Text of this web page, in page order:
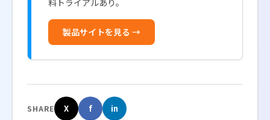
料トライアルあり。
製品サイトを見る →
SHARE X f in